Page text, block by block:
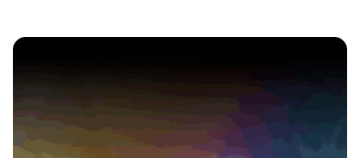
mit uns! Unter dem […]